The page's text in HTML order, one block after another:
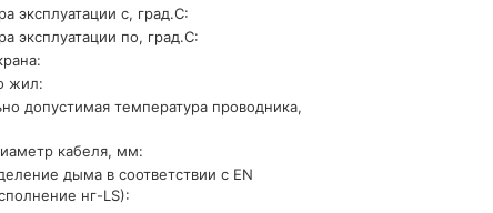
эксплуатации с, град.C:
эксплуатации по, град.C:
жил:
допустимая температура проводника,
кабеля, мм:
дыма в соответствии с EN
нг-LS):